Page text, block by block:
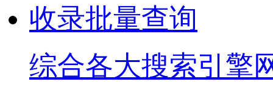
收录批量查询
综合各大搜索引擎